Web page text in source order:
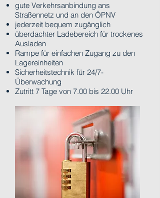
gute Verkehrsanbindung ans
Straßennetz und an den ÖPNV
jederzeit bequem zugänglich
überdachter Ladebereich für trockenes
Ausladen
Rampe für einfachen Zugang zu den
Lagereinheiten
Sicherheitstechnik für 24/7-
Überwachung
Zutritt 7 Tage von 7.00 bis 22.00 Uhr